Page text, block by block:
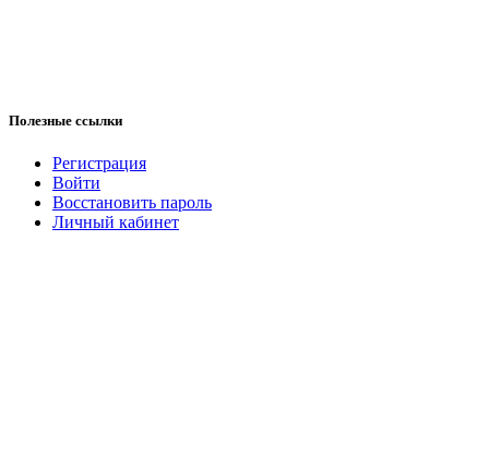
Полезные ссылки
Регистрация
Войти
Восстановить пароль
Личный кабинет